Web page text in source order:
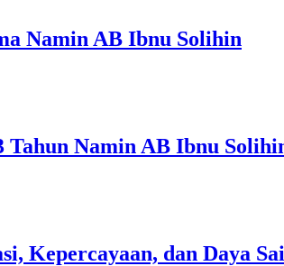
Namin AB Ibnu Solihin
Tahun Namin AB Ibnu
Kepercayaan, dan Daya